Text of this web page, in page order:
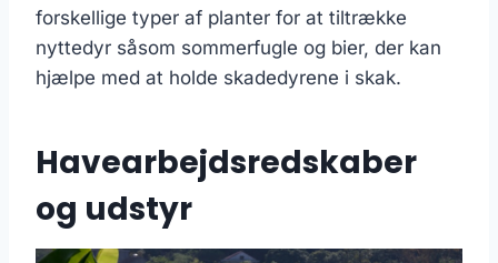
forskellige typer af planter for at tiltrække
nyttedyr såsom sommerfugle og bier, der kan
hjælpe med at holde skadedyrene i skak.
Havearbejdsredskaber
og udstyr